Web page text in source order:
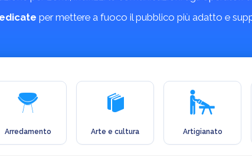
per mettere a fuoco il pubblico più adatto e
Arredamento Arte e cultura Artigianato